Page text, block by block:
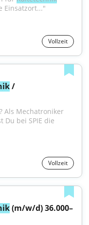
Einsatzort..."
Vollzeit
/
Als Mechatroniker
bei SPIE die
Vollzeit
(m/w/d) 36.000–